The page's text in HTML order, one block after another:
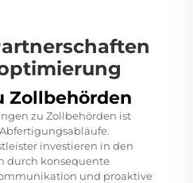
Zollbehörden
zu Zollbehörden ist
investieren in den
durch konsequente
und proaktive